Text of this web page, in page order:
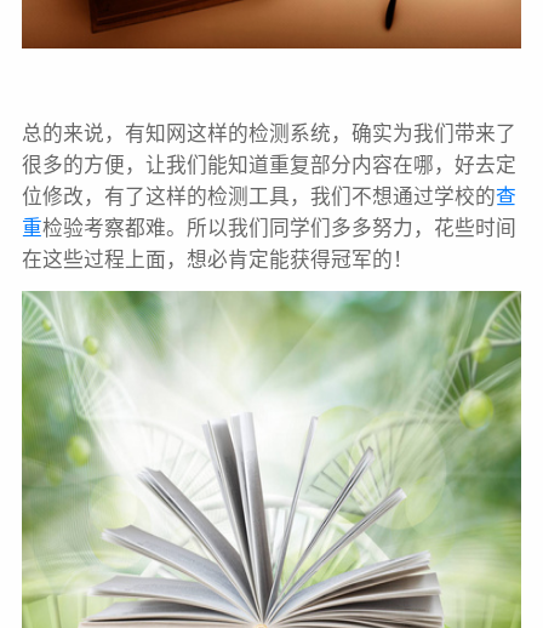
总的来说，有知网这样的检测系统，确实为我们带来了
很多的方便，让我们能知道重复部分内容在哪，好去定
位修改，有了这样的检测工具，我们不想通过学校的查
重检验考察都难。所以我们同学们多多努力，花些时间
在这些过程上面，想必肯定能获得冠军的！